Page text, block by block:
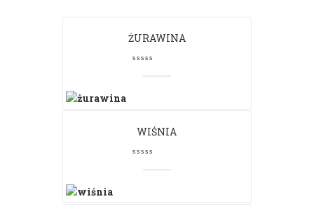
ŻURAWINA
WIŚNIA